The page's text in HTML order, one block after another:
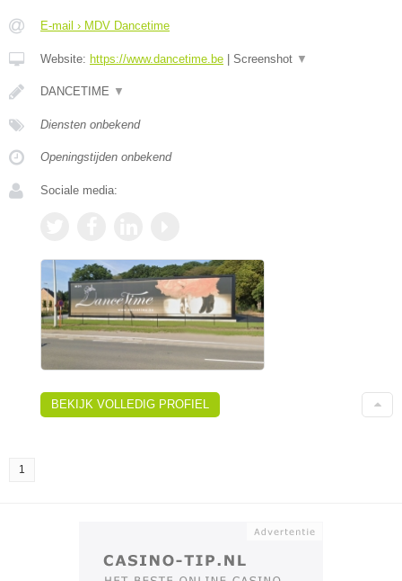
E-mail › MDV Dancetime
Website: https://www.dancetime.be | Screenshot ▼
DANCETIME ▼
Diensten onbekend
Openingstijden onbekend
Sociale media:
BEKIJK VOLLEDIG PROFIEL
1